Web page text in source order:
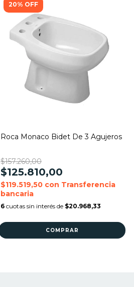
20% OFF
Roca Monaco Bidet De 3 Agujeros
$157.260,00
$125.810,00
$119.519,50 con Transferencia
bancaria
6 cuotas sin interés de $20.968,33